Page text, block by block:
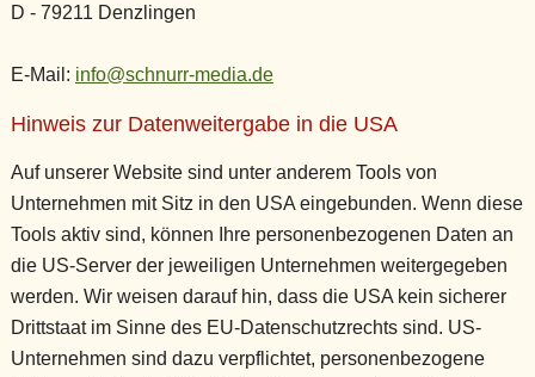
D - 79211 Denzlingen
E-Mail: info@schnurr-media.de
Hinweis zur Datenweitergabe in die USA
Auf unserer Website sind unter anderem Tools von
Unternehmen mit Sitz in den USA eingebunden. Wenn diese
Tools aktiv sind, können Ihre personenbezogenen Daten an
die US-Server der jeweiligen Unternehmen weitergegeben
werden. Wir weisen darauf hin, dass die USA kein sicherer
Drittstaat im Sinne des EU-Datenschutzrechts sind. US-
Unternehmen sind dazu verpflichtet, personenbezogene